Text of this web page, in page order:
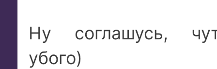
Ну соглашусь,
убого)